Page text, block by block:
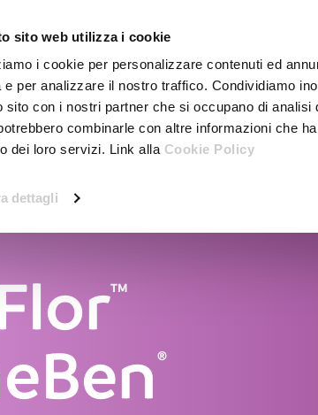
sito web utilizza i cookie
i cookie per personalizzare contenuti ed
e per analizzare il nostro traffico. Condividiamo
sito con i nostri partner che si occupano di
combinarle con altre informazioni che
dei loro servizi. Link alla Cookie Policy
dettagli
TM
®